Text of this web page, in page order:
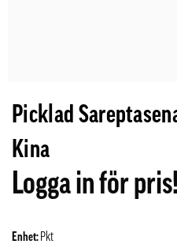
Picklad
Kina
Logga in för pris!
Enhet: Pkt